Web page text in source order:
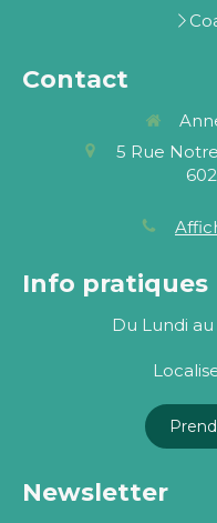
Contact
5 Rue
Info pratiques
Du Lundi
Newsletter